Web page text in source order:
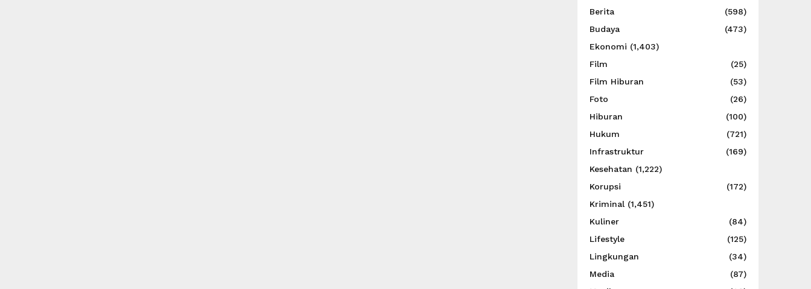
Berita
(598)
Budaya
(473)
Ekonomi (1,403)
Film
(25)
Film Hiburan
(53)
Foto
(26)
Hiburan
(100)
Hukum
(721)
Infrastruktur
(169)
Kesehatan (1,222)
Korupsi
(172)
Kriminal (1,451)
Kuliner
(84)
Lifestyle
(125)
Lingkungan
(34)
Media
(87)